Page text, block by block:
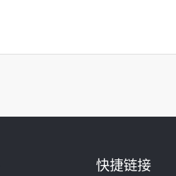
快捷链接